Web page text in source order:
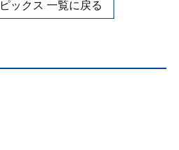
ックス 一覧に戻る